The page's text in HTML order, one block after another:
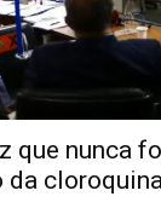
que nunca
da